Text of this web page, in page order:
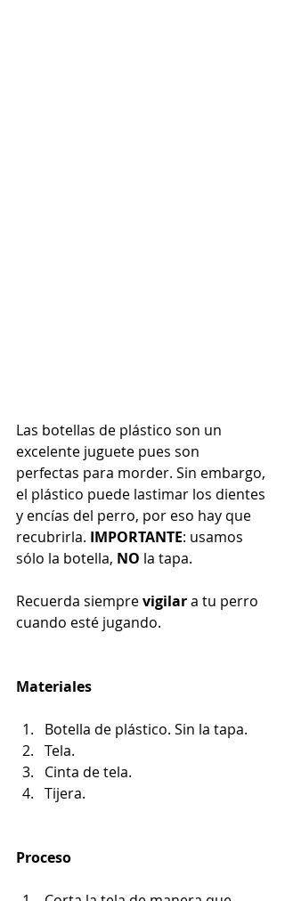
Las botellas de plástico son un
excelente juguete pues son
perfectas para morder. Sin embargo,
el plástico puede lastimar los dientes
y encías del perro, por eso hay que
recubrirla. IMPORTANTE: usamos
sólo la botella, NO la tapa.
Recuerda siempre vigilar a tu perro
cuando esté jugando.
Materiales
Botella de plástico. Sin la tapa.
Tela.
Cinta de tela.
Tijera.
Proceso